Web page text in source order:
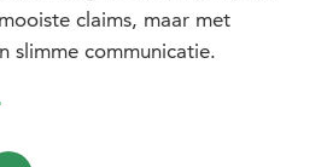
claims, maar met
slimme communicatie.